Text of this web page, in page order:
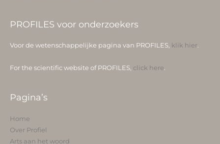
PROFILES voor onderzoekers
Voor de wetenschappelijke pagina van PROFILES, klik hier.
For the scientific website of PROFILES, click here
Pagina’s
Home
Over Profiel
Arts aan het woord